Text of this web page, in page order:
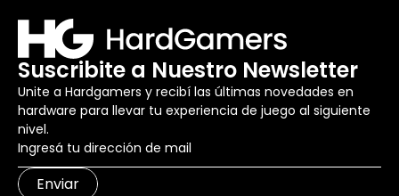
Suscribite a Nuestro Newsletter
Unite a Hardgamers y recibí las últimas novedades en
hardware para llevar tu experiencia de juego al siguiente
nivel.
Enviar